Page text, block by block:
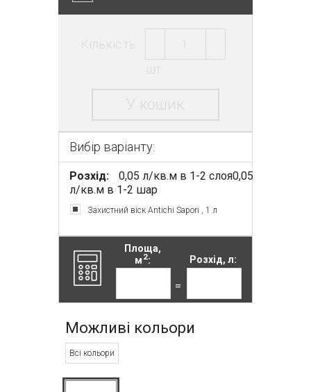
Кількість:
шт.
У кошик
Вибір варіанту:
Розхід:
0,05 л/кв.м в 1-2 слоя0,05
л/кв.м в 1-2 шар
Захистний віск Antichi Sapori , 1 л
Площа,
м 2:
=
Розхід, л:
Можливі кольори
Всі кольори